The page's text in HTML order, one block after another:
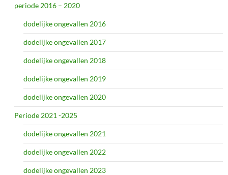
periode 2016 – 2020
dodelijke ongevallen 2016
dodelijke ongevallen 2017
dodelijke ongevallen 2018
dodelijke ongevallen 2019
dodelijke ongevallen 2020
Periode 2021 -2025
dodelijke ongevallen 2021
dodelijke ongevallen 2022
dodelijke ongevallen 2023